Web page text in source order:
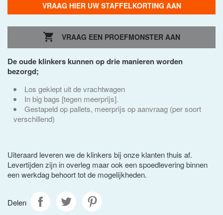
VRAAG HIER UW STAFFELKORTING AAN
 VRAAG EEN PROEFMONSTER AAN
De oude klinkers kunnen op drie manieren worden
bezorgd;
Los gekiept uit de vrachtwagen
In big bags [tegen meerprijs].
Gestapeld op pallets, meerprijs op aanvraag (per soort
verschillend)
Uiteraard leveren we de klinkers bij onze klanten thuis af.
Levertijden zijn in overleg maar ook een spoedlevering binnen
een werkdag behoort tot de mogelijkheden.
Delen